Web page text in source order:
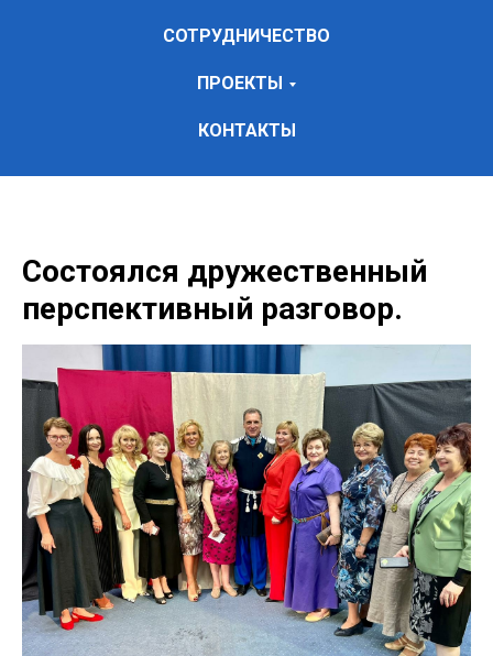
СОТРУДНИЧЕСТВО
ПРОЕКТЫ
КОНТАКТЫ
Состоялся дружественный
перспективный разговор.